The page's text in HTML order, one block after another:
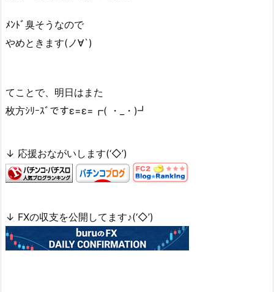
ﾒﾝﾄﾞ臭そうなので
やめときます(ノ∀`)
てことで、明日はまた
枚方ｼﾘｰｽﾞですε=ε=┏( ・_・)┛
↓ 応援おながいします(‘◇’)ゞ
↓ FXの収支を公開してます♪(‘◇’)ゞ